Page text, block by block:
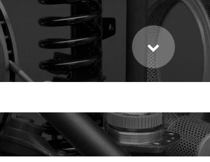
в каталоге